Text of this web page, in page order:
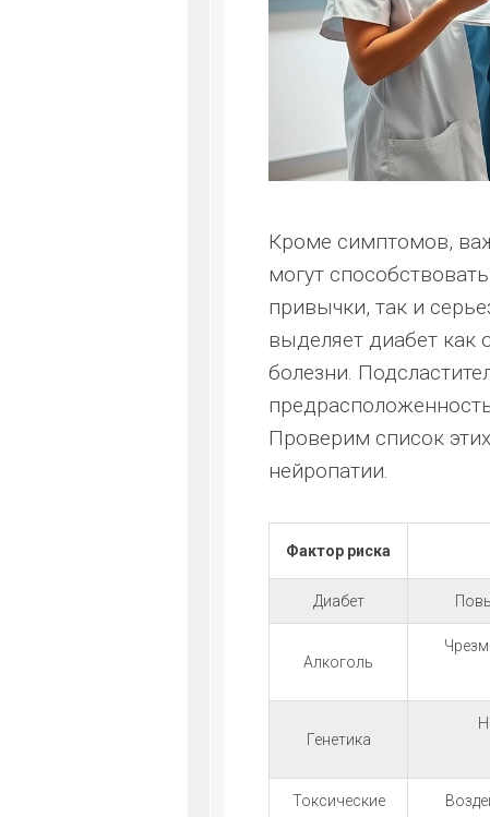
Кроме симптомов,
могут
привычки, так и
выделяет диабет как
болезни.
Проверим список
нейропатии.
Фактор риска
Диабет
Алкоголь
Генетика
Токсические